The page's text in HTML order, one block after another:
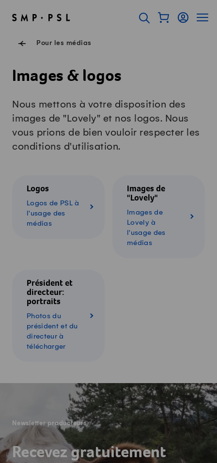
Ouvrir l'onglet de
Afficher mon
Connexion
Pour les médias
Images & logos
Nous mettons à votre disposition des
images de "Lovely" et nos logos. Nous
vous prions de bien vouloir respecter les
conditions d'utilisation.
Logos
Logos de PSL à
l'usage des
médias
Images de
"Lovely"
Images de
Lovely à
l'usage des
médias
Président et
directeur:
portraits
Photos du
président et du
directeur à
télécharger
Newsletter producteurs
Recevez gratuitement